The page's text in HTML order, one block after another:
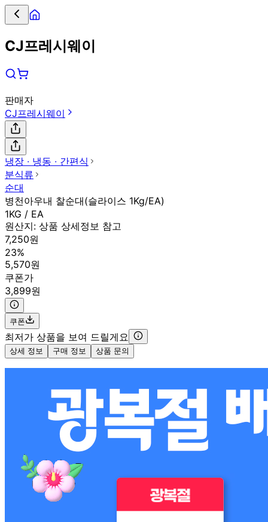
CJ프레시웨이
판매자
CJ프레시웨이
냉장 ∙ 냉동 ∙ 간편식
분식류
순대
병천아우내 찰순대(슬라이스 1Kg/EA)
1KG / EA
원산지: 상품 상세정보 참고
7,250원
23%
5,570원
쿠폰가
3,899원
쿠폰
최저가 상품을 보여 드릴게요
상세 정보 구매 정보 상품 문의